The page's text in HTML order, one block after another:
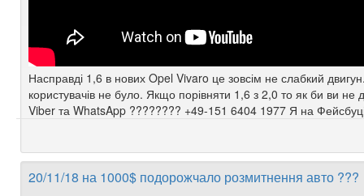
Насправді 1,6 в нових Opel Vivaro це зовсім не слабкий
користувачів не було. Якщо порівняти 1,6 з 2,0 то як би ви
Viber та WhatsApp ???????? +49-151 6404 1977 Я на
20/11/18 на 1000$ подорожчало розмитнення авто ???